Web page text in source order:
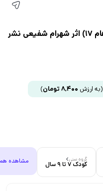
کتاب آشتی (قصه های من و بچه هام 17) اثر شهرام شفیعی نشر
(به ارزش 8,400 تومان)
گروه سنی
کودک 7 تا 9 سال مشاهده